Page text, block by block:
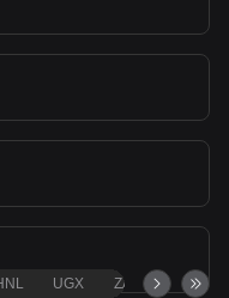
UGX ZAR TND